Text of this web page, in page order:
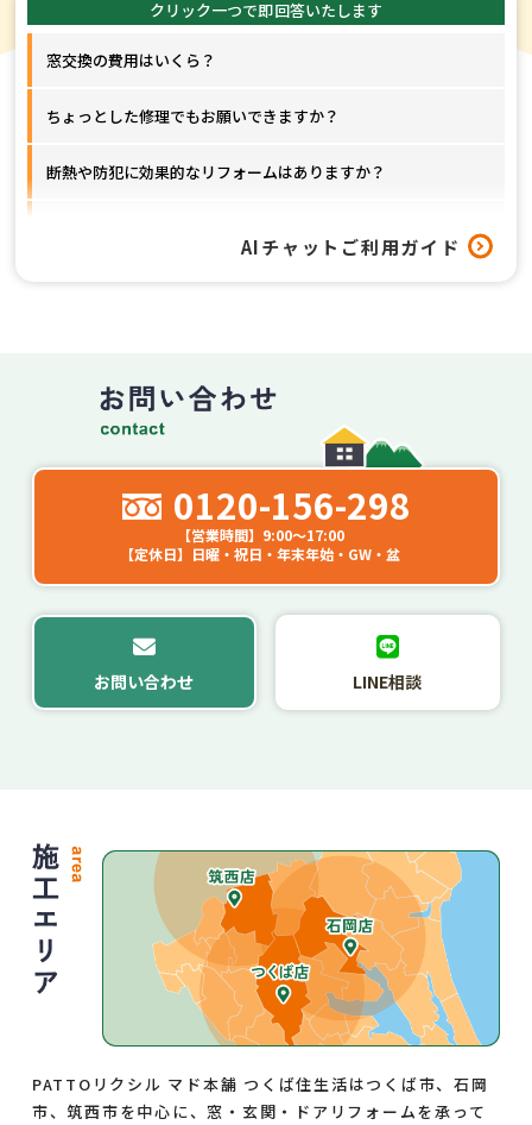
窓交換の費用はいくら？
ちょっとした修理でもお願いできますか？
断熱や防犯に効果的なリフォームはありますか？
AIチャットご利用ガイド
0120-156-298
【営業時間】9:00～17:00
【定休日】日曜・祝日・年末年始・GW・盆
お問い合わせ LINE相談
PATTOリクシル マド本舗 つくば住生活はつくば市、石岡
市、筑西市を中心に、窓・玄関・ドアリフォームを承って